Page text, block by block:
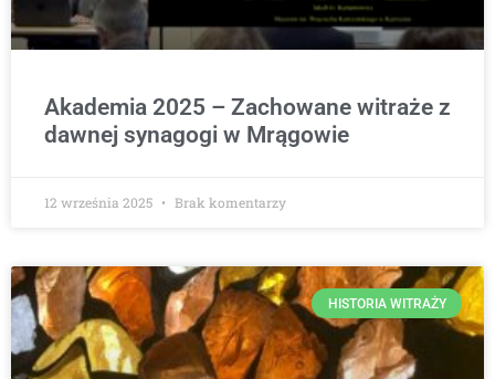
Akademia 2025 – Zachowane witraże z
dawnej synagogi w Mrągowie
12 września 2025 Brak komentarzy
HISTORIA WITRAŻY